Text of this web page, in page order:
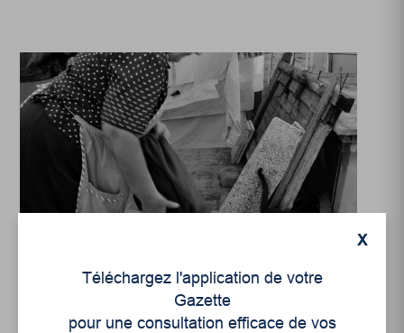
Les aides domestiques :
des membres de la
famille ?
X
Téléchargez l'application de votre
Gazette
pour une consultation efficace de vos